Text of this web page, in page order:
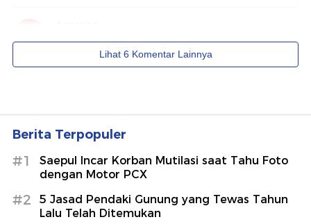
Berita Terpopuler
#1
Saepul Incar Korban Mutilasi saat Tahu Foto
dengan Motor PCX
#2
5 Jasad Pendaki Gunung yang Tewas Tahun
Lalu Telah Ditemukan